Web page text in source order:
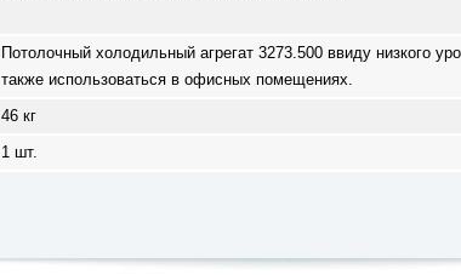
Потолочный холодильный агрегат 3273.500 ввиду низкого
также использоваться в офисных помещениях.
46 кг
1 шт.